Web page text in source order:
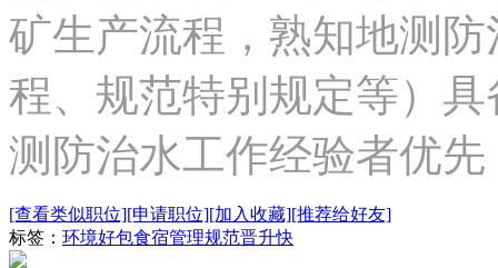
矿生产流程，熟知地测
程、规范特别规定等）
测防治水工作经验者优
[查看类似职位][申请职位][加入收藏][推荐给好友]
标签： 环境好包食宿管理规范晋升快